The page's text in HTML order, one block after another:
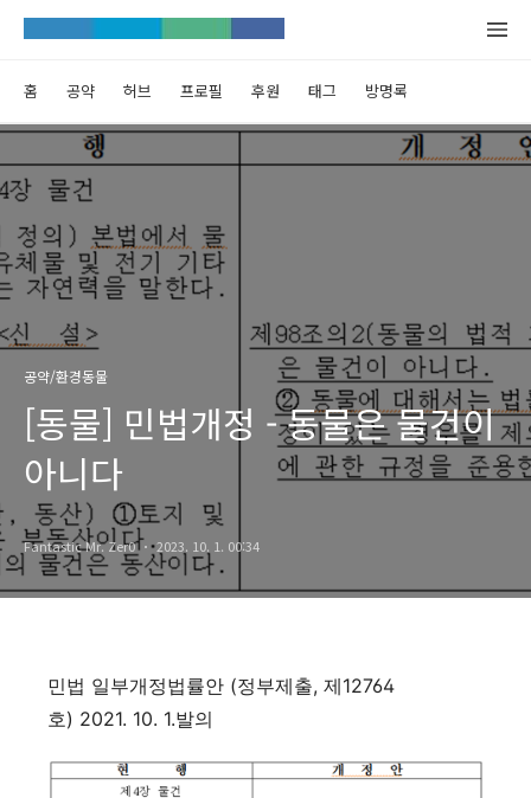
홈 공약 허브 프로필 후원 태그 방명록
공약/환경동물
[동물] 민법개정 - 동물은 물건이
아니다
Fantastic Mr. Zer0 2023. 10. 1. 00:34
민법 일부개정법률안 (정부제출, 제12764
호) 2021. 10. 1.발의